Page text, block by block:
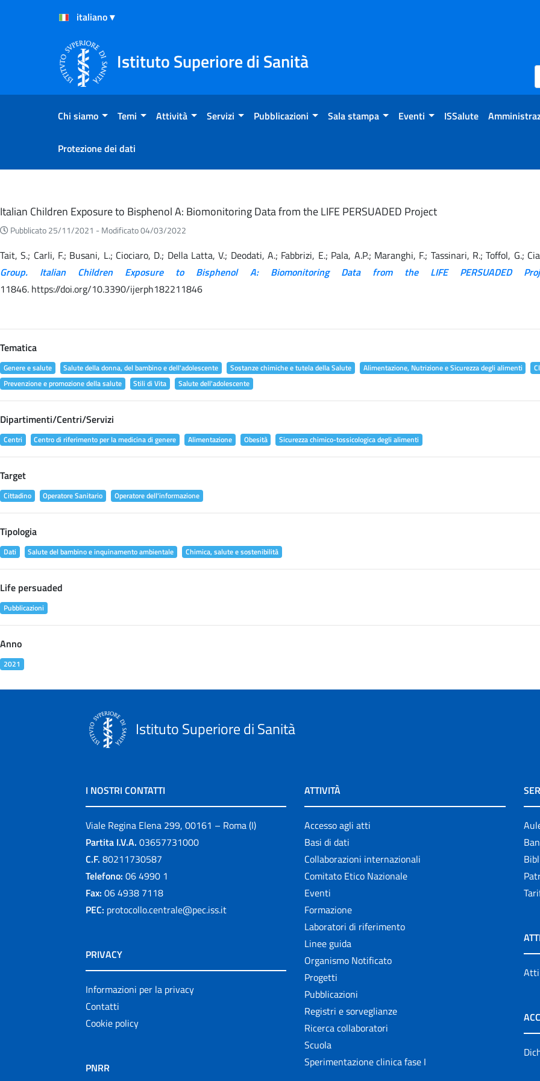
Salta al Contenuto
Salta al Footer
Istituto Superiore di Sanità
Chi siamo Temi Attività Servizi Pubblicazioni Sala stampa Eventi ISSalute
Protezione dei dati
Eventi
Italian Children Exposure to Bisphenol A: Biomonitoring Data from the LIFE PERSUADED Project
Pubblicato 25/11/2021 - Modificato 04/03/2022
Tait, S.; Carli, F.; Busani, L.; Ciociaro, D.; Della Latta, V.; Deodati, A.; Fabbrizi, E.; Pala, A.P.; Maranghi, F.; Tassinari, R.; Toffol, G.;
Group. Italian Children Exposure to Bisphenol A: Biomonitoring Data from the LIFE PERSUADED
11846. https://doi.org/10.3390/ijerph182211846
Tematica
Genere e salute Salute della donna, del bambino e dell'adolescente Sostanze chimiche e tutela della Salute Alimentazione, Nutrizione e Sicurezza degli alimenti
Prevenzione e promozione della salute
Stili di Vita Salute dell'adolescente
Dipartimenti/Centri/Servizi
Centri Centro di riferimento per la medicina di genere Alimentazione Obesità Sicurezza chimico-tossicologica degli alimenti
Target
Cittadino Operatore Sanitario Operatore dell'informazione
Tipologia
Dati Salute del bambino e inquinamento ambientale Chimica, salute e sostenibilità
Life persuaded
Pubblicazioni
Anno
2021
Istituto Superiore di Sanità
I NOSTRI CONTATTI
Viale Regina Elena 299, 00161 – Roma (I)
Partita I.V.A. 03657731000
C.F. 80211730587
Telefono: 06 4990 1
Fax: 06 4938 7118
PEC: protocollo.centrale@pec.iss.it
PRIVACY
Informazioni per la privacy
Contatti
Cookie policy
PNRR
ATTIVITÀ
Accesso agli atti
Basi di dati
Collaborazioni internazionali
Comitato Etico Nazionale
Eventi
Formazione
Laboratori di riferimento
Linee guida
Organismo Notificato
Progetti
Pubblicazioni
Registri e sorveglianze
Ricerca collaboratori
Scuola
Sperimentazione clinica fase I
Atti